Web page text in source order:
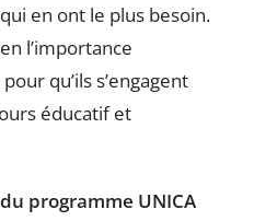
en ont le plus besoin.
l’importance
qu’ils s’engagent
éducatif et
programme UNICA